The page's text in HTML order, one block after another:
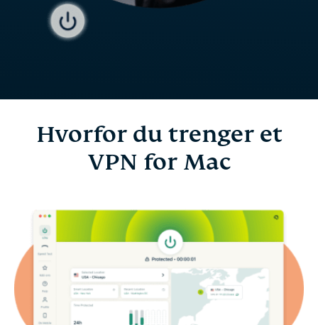
Hvorfor du trenger et
VPN for Mac